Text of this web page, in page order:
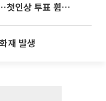
‘나솔사계’ 국화, 결별 후 재등장⋯첫인상 투표 휩쓸고 ‘인기녀’ 등극
재 발생